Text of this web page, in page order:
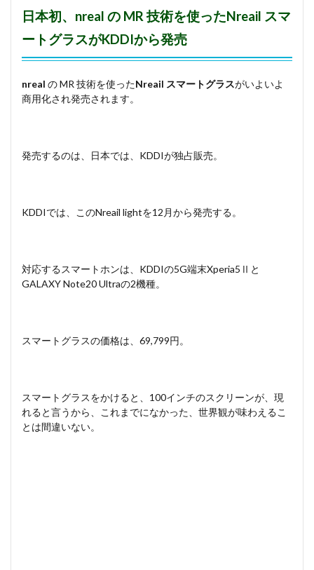
日本初、nreal の MR 技術を使ったNreail スマ
ートグラスがKDDIから発売
nreal の MR 技術を使ったNreail スマートグラスがいよいよ
商用化され発売されます。
発売するのは、日本では、KDDIが独占販売。
KDDIでは、このNreail lightを12月から発売する。
対応するスマートホンは、KDDIの5G端末Xperia5Ⅱと
GALAXY Note20 Ultraの2機種。
スマートグラスの価格は、69,799円。
スマートグラスをかけると、100インチのスクリーンが、現
れると言うから、これまでになかった、世界観が味わえるこ
とは間違いない。